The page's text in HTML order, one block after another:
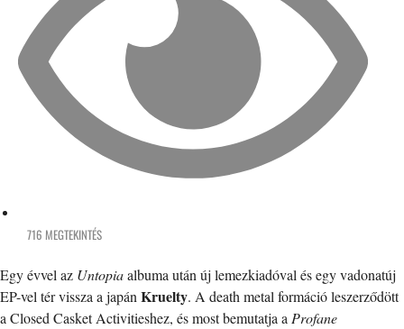
716 MEGTEKINTÉS
Egy évvel az Untopiaalbuma után új lemezkiadóval és egy vadonatúj
EP-vel tér vissza a japán Kruelty. A death metal formáció leszerződött
a Closed Casket Activitieshez, és most bemutatja a Profane